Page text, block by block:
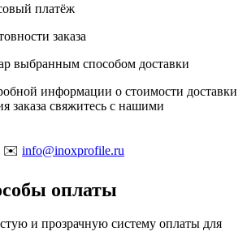
платёж
заказа
выбранным способом доставки
информации о стоимости доставки
заказа свяжитесь с нашими
✉️ info@inoxprofile.ru
оплаты
и прозрачную систему оплаты для